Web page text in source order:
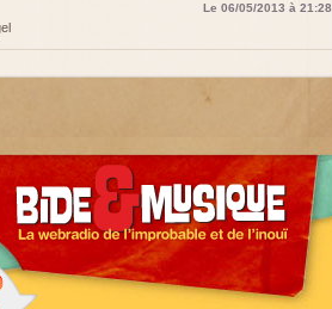
Le 06/05/2013 à 21:28